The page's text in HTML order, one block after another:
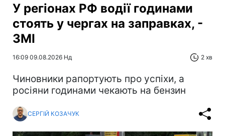
У регіонах РФ водії годинами
стоять у чергах на заправках, -
ЗМІ
16:09 09.08.2026 Нд 2 хв
Чиновники рапортують про успіхи, а
росіяни годинами чекають на бензин
СЕРГІЙ КОЗАЧУК